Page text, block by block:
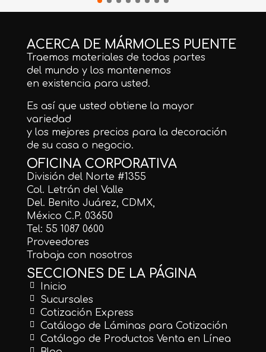
ACERCA DE MÁRMOLES PUENTE
Traemos materiales de todas partes
del mundo y los mantenemos
en existencia para usted.
Es así que usted obtiene la mayor
variedad
y los mejores precios para la decoración
de su casa o negocio.
OFICINA CORPORATIVA
División del Norte #1355
Col. Letrán del Valle
Del. Benito Juárez, CDMX,
México C.P. 03650
Tel: 55 1087 0600
Proveedores
Trabaja con nosotros
SECCIONES DE LA PÁGINA
Inicio
Sucursales
Cotización Express
Catálogo de Láminas para Cotización
Catálogo de Productos Venta en Línea